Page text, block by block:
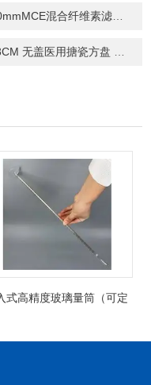
合纤维素滤膜（支持定制）
盖医用搪瓷方盘 搪瓷托盘
式高精度玻璃量筒（可定